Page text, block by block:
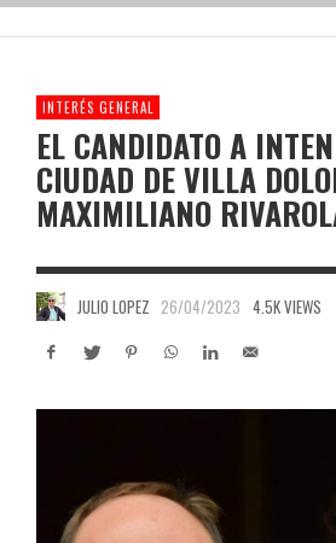
INTERÉS GENERAL
EL CANDIDATO A
CIUDAD DE VILLA
MAXIMILIANO
JULIO LOPEZ 26/04/2023 4.5K VIEWS